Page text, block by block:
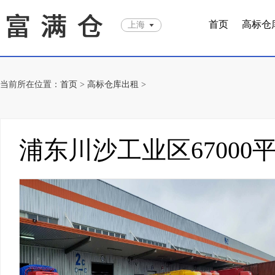
上海 首页 高标仓
当前所在位置： 首页 > 高标仓库出租 >
浦东川沙工业区67000